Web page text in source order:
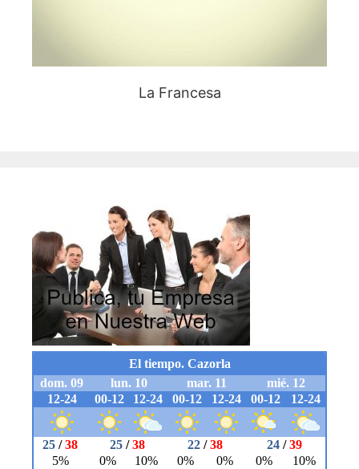
La Francesa